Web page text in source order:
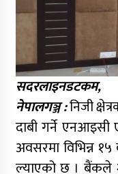
सदरलाइनडटकम,
नेपालगञ्ज :निजी
दाबी गर्ने
अवसरमा विभिन्न
ल्याएको छ । बैंकले